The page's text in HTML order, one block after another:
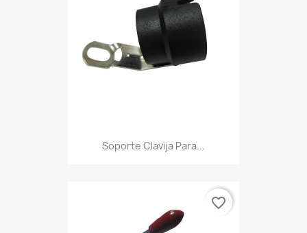
Soporte Clavija Para...
favorite_border